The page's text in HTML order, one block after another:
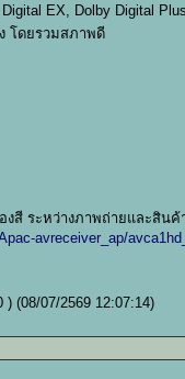
EX, Dolby Digital
โดยรวมสภาพดี
สี ระหว่างภาพถ่ายและสินค้
avreceiver_ap/
) (08/07/2569 12:07:14)